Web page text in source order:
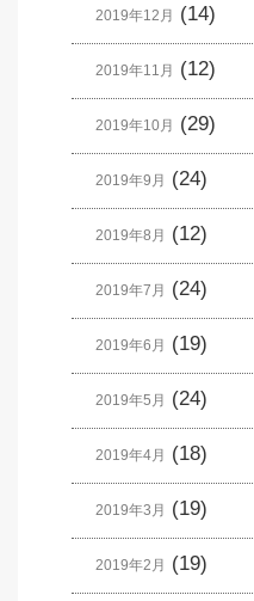
2019年12月 (14)
2019年11月 (12)
2019年10月 (29)
2019年9月 (24)
2019年8月 (12)
2019年7月 (24)
2019年6月 (19)
2019年5月 (24)
2019年4月 (18)
2019年3月 (19)
2019年2月 (19)